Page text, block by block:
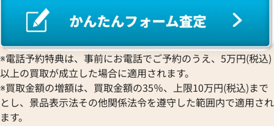
※電話予約特典は、事前にお電話でご予約のうえ、5万円(税込)
以上の買取が成立した場合に適用されます。
※買取金額の増額は、買取金額の35％、上限10万円(税込)まで
とし、景品表示法その他関係法令を遵守した範囲内で適用され
ます。